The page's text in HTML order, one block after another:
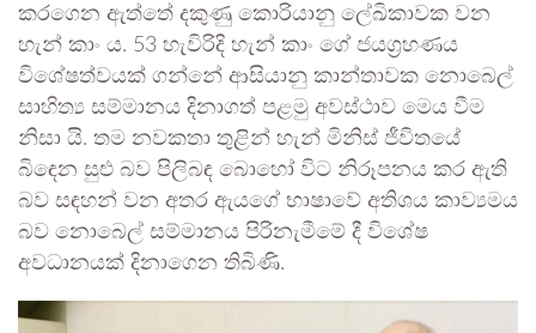
කරගෙන ඇත්තේ දකුණු කොරියානු ලේඛිකාවක වන
හැන් කාං ය. 53 හැවිරිදි හැන් කාං ගේ ජයග්‍රහණය
විශේෂත්වයක් ගන්නේ ආසියානු කාන්තාවක නොබෙල්
සාහිත්‍ය සම්මානය දිනාගත් පළමු අවස්ථාව මෙය වීම
නිසා යි. තම නවකතා තුළින් හැන් මිනිස් ජීවිතයේ
බිඳෙන සුළු බව පිලිබඳ බොහෝ විට නිරූපනය කර ඇති
බව සඳහන් වන අතර ඇයගේ භාෂාවේ අතිශය කාව්‍යමය
බව නොබෙල් සම්මානය පිරිනැමීමේ දී විශේෂ
අවධානයක් දිනාගෙන තිබිණි.